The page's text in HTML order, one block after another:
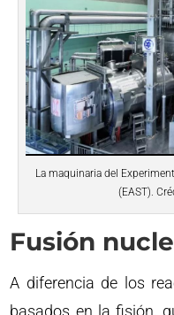
La maquinaria del
(EAST).
Fusión
A diferencia de los
basados en la fisión,